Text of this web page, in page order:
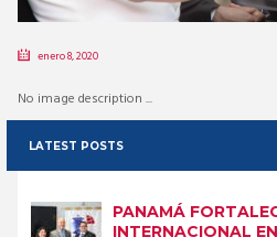
enero 8, 2020
No image description ...
LATEST POSTS
PANAMÁ
INTERNACIONAL